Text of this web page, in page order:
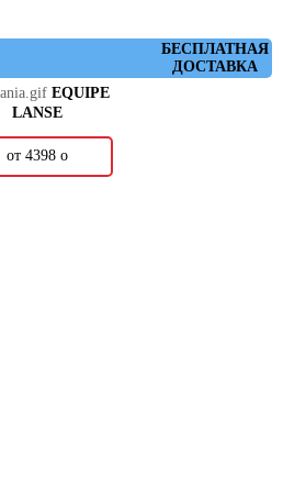
БЕСПЛАТНАЯ
ДОСТАВКА
EQUIPE
LANSE
от 4398 о